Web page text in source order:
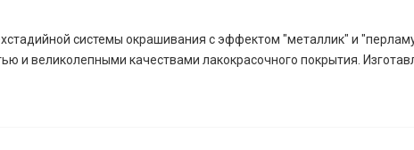
системы окрашивания с эффектом "металлик" и
и великолепными качествами лакокрасочного покрытия.